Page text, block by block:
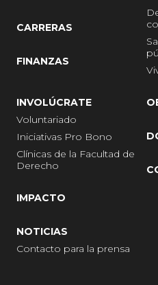
CARRERAS
FINANZAS
INVOLÚCRATE
Voluntariado
Iniciativas Pro Bono
Clínicas de la Facultad de
Derecho
IMPACTO
NOTICIAS
Contacto para la prensa